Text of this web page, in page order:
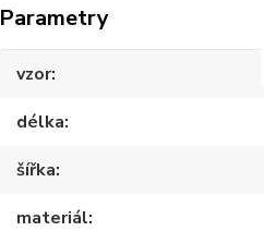
Parametry
vzor
délka
šířka
materiál